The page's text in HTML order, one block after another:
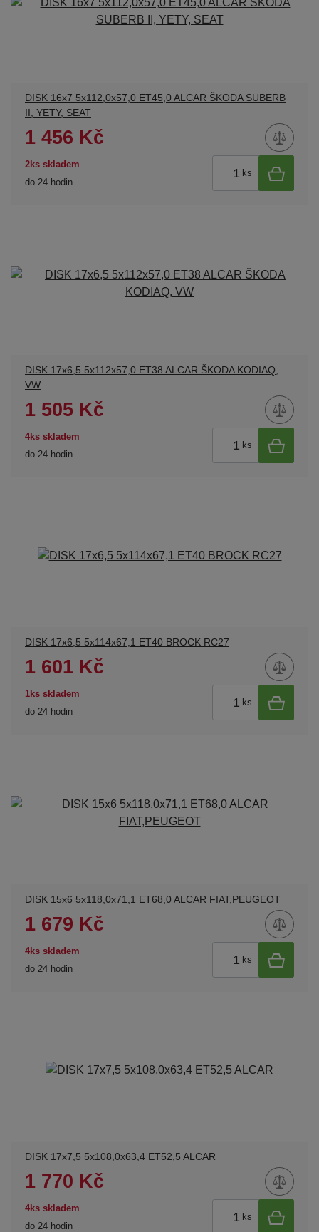
DISK 16x7 5x112,0x57,0 ET45,0 ALCAR ŠKODA SUBERB
II, YETY, SEAT
1 456 Kč
2ks skladem
do 24 hodin
ks
DISK 17x6,5 5x112x57,0 ET38 ALCAR ŠKODA KODIAQ,
VW
1 505 Kč
4ks skladem
do 24 hodin
ks
DISK 17x6,5 5x114x67,1 ET40 BROCK RC27
1 601 Kč
1ks skladem
do 24 hodin
ks
DISK 15x6 5x118,0x71,1 ET68,0 ALCAR FIAT,PEUGEOT
1 679 Kč
4ks skladem
do 24 hodin
ks
DISK 17x7,5 5x108,0x63,4 ET52,5 ALCAR
1 770 Kč
4ks skladem
do 24 hodin
ks